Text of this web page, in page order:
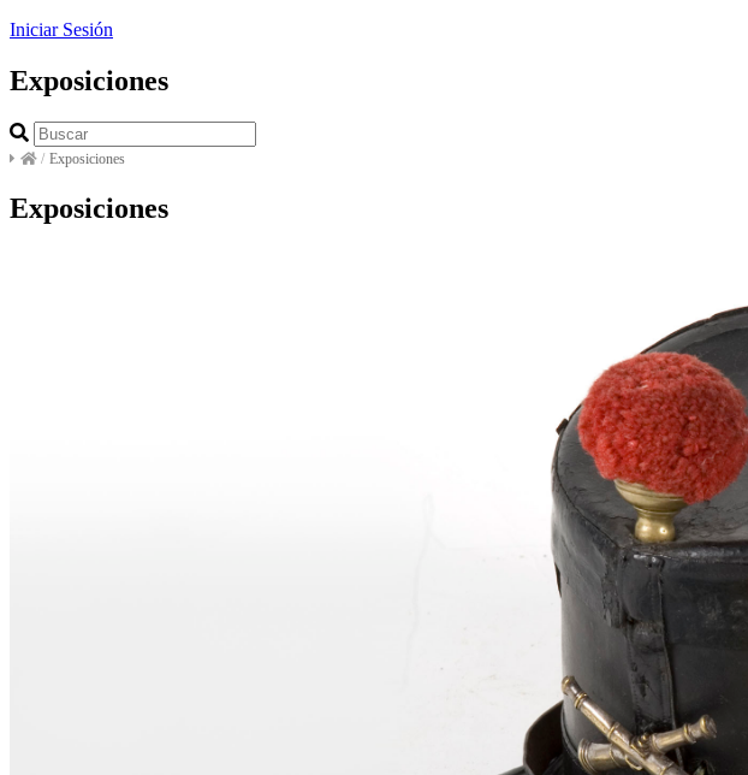
Iniciar Sesión
Exposiciones
/ Exposiciones
Exposiciones